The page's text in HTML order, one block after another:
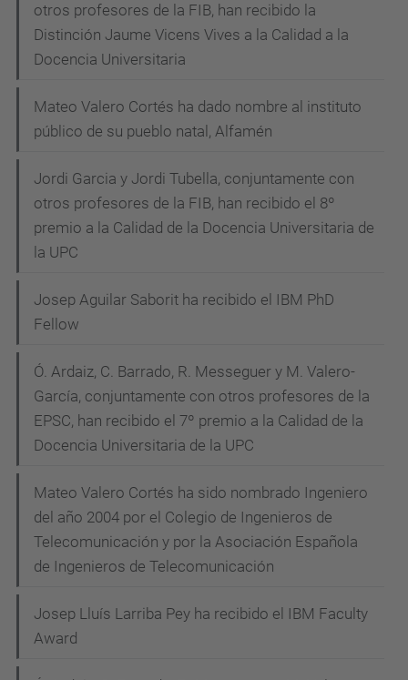
otros profesores de la FIB, han recibido la
Distinción Jaume Vicens Vives a la Calidad a la
Docencia Universitaria
Mateo Valero Cortés ha dado nombre al instituto
público de su pueblo natal, Alfamén
Jordi Garcia y Jordi Tubella, conjuntamente con
otros profesores de la FIB, han recibido el 8º
premio a la Calidad de la Docencia Universitaria de
la UPC
Josep Aguilar Saborit ha recibido el IBM PhD
Fellow
Ó. Ardaiz, C. Barrado, R. Messeguer y M. Valero-
García, conjuntamente con otros profesores de la
EPSC, han recibido el 7º premio a la Calidad de la
Docencia Universitaria de la UPC
Mateo Valero Cortés ha sido nombrado Ingeniero
del año 2004 por el Colegio de Ingenieros de
Telecomunicación y por la Asociación Española
de Ingenieros de Telecomunicación
Josep Lluís Larriba Pey ha recibido el IBM Faculty
Award